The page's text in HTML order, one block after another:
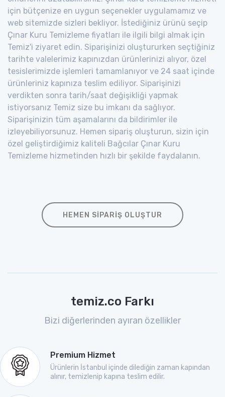
için bütçenize en uygun seçenekler uygulamamız ve
web sitemizde sizleri bekliyor. İstediğiniz ürünü seçip
Çınar Kuru Temizleme fiyatları ile ilgili bilgi almak için
Temiz'i ziyaret edin. Siparişinizi oluştururken seçtiğiniz
tarihte valelerimiz kapınızdan ürünlerinizi alıyor, özel
tesislerimizde işlemleri tamamlanıyor ve 24 saat içinde
ürünleriniz kapınıza teslim ediliyor. Siparişinizi
verdikten sonra tarih/saat değişikliği yapmak
istiyorsanız Temiz size bu imkanı da sağlıyor.
Siparişinizin tüm aşamalarını da bildirimler ile
izleyebiliyorsunuz. Hemen sipariş oluşturun, sizin için
özel geliştirdiğimiz kaliteli Bağcılar Çınar Kuru
Temizleme hizmetinden hızlı bir şekilde faydalanın.
HEMEN SIPARIŞ OLUŞTUR
temiz.co Farkı
Bizi diğerlerinden ayıran özellikler
Premium Hizmet
Ürünlerin İstanbul içinde dilediğin zaman kapından
alınır, temizlenip kapına teslim edilir.